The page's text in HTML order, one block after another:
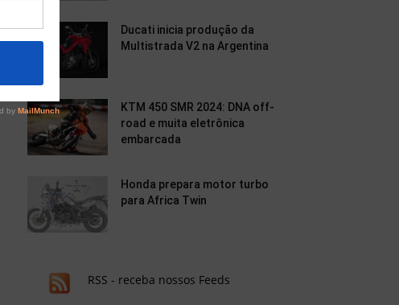
Ducati inicia produção da
Multistrada V2 na Argentina
KTM 450 SMR 2024: DNA off-
road e muita eletrônica
embarcada
Honda prepara motor turbo
para Africa Twin
RSS - receba nossos Feeds